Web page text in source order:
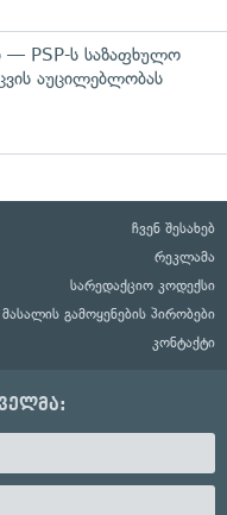
— PSP-ს საზაფხულო
აუცილებლობას
ჩვენ შესახებ
რეკლამა
სარედაქციო კოდექსი
მასალის გამოყენების პირობები
კონტაქტი